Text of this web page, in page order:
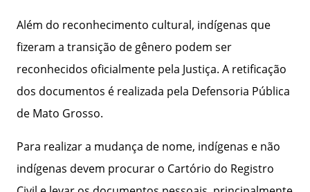
Além do reconhecimento cultural, indígenas que
fizeram a transição de gênero podem ser
reconhecidos oficialmente pela Justiça. A retificação
dos documentos é realizada pela Defensoria Pública
de Mato Grosso.
Para realizar a mudança de nome, indígenas e não
indígenas devem procurar o Cartório do Registro